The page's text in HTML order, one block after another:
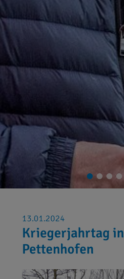
13.01.2024
Kriegerjahrtag in
Pettenhofen